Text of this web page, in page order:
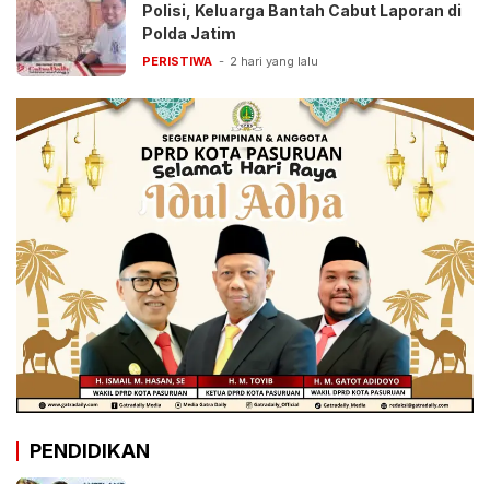
Polisi, Keluarga Bantah Cabut Laporan di
Polda Jatim
PERISTIWA 2 hari yang lalu
PENDIDIKAN